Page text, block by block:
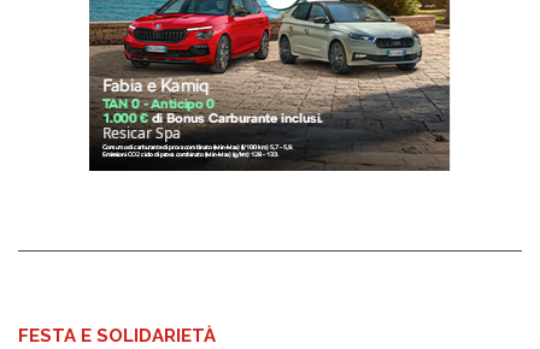
FESTA E SOLIDARIETÀ